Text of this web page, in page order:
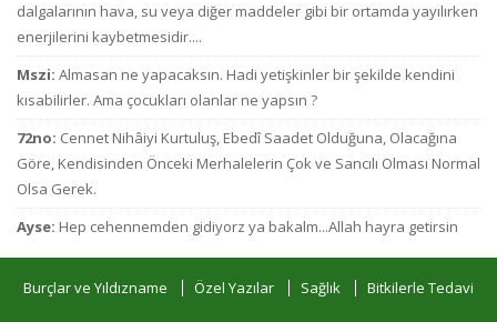
dalgalarının hava, su veya diğer maddeler gibi bir ortamda yayılırken
enerjilerini kaybetmesidir....
Mszi: Almasan ne yapacaksın. Hadi yetişkinler bir şekilde kendini
kısabilirler. Ama çocukları olanlar ne yapsın ?
72no: Cennet Nihâiyi Kurtuluş, Ebedî Saadet Olduğuna, Olacağına
Göre, Kendisinden Önceki Merhalelerin Çok ve Sancılı Olması Normal
Olsa Gerek.
Ayse: Hep cehennemden gidiyorz ya bakalm...Allah hayra getirsin
Burçlar ve Yıldızname Özel Yazılar Sağlık Bitkilerle Tedavi